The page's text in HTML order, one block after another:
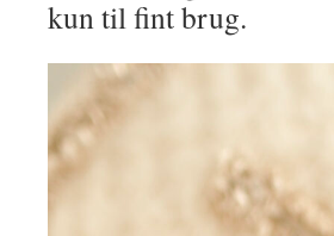
kun til fint brug.